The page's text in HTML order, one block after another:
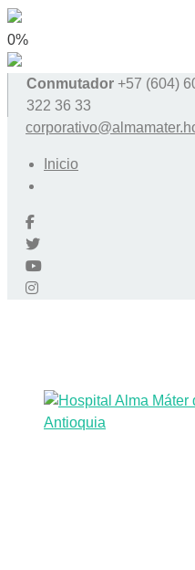
0%
Conmutador +57 (604)
322 36 33
Inicio